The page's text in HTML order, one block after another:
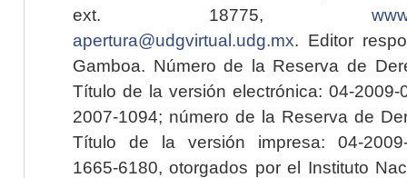
ext. 18775,
apertura@udgvirtual.udg.mx. Editor
Gamboa. Número de la Reserva de
Título de la versión electrónica: 04-2009-
2007-1094; número de la Reserva de
Título de la versión impresa: 04-2009-
1665-6180, otorgados por el Instituto